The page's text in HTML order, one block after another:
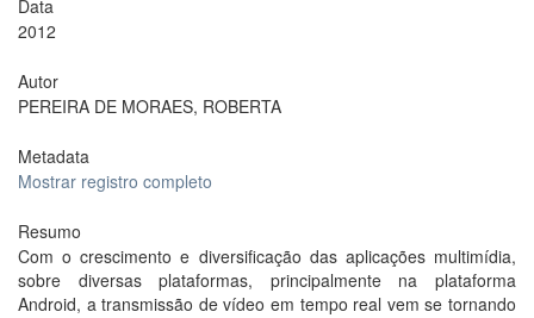
Data
2012
Autor
PEREIRA DE MORAES, ROBERTA
Metadata
Mostrar registro completo
Resumo
Com o crescimento e diversificação das aplicações multimídia,
sobre diversas plataformas, principalmente na plataforma
Android, a transmissão de vídeo em tempo real vem se tornando